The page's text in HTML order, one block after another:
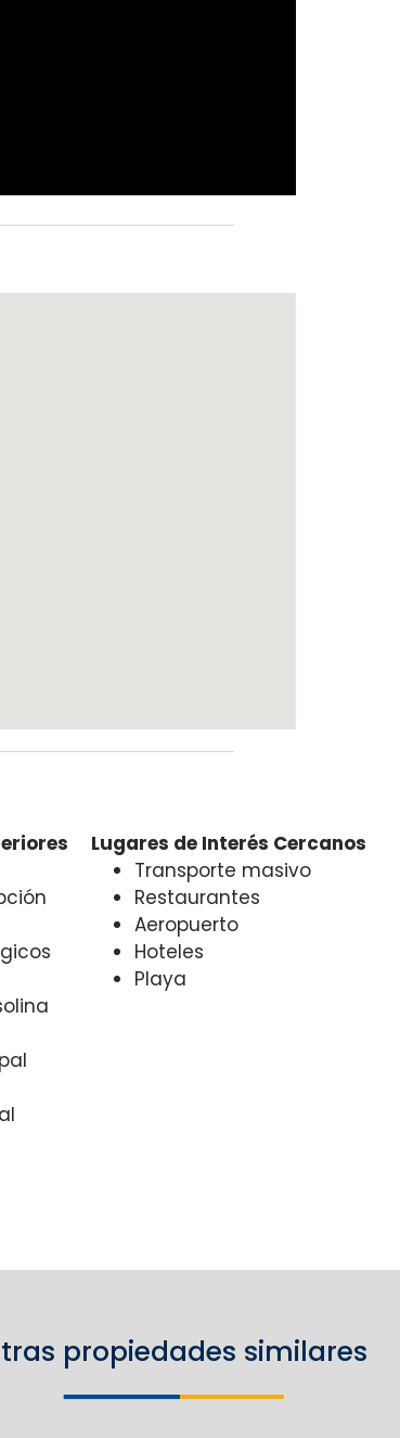
Lugares de Interés Cercanos
Transporte masivo
Restaurantes
Aeropuerto
Hoteles
Playa
propiedades similares